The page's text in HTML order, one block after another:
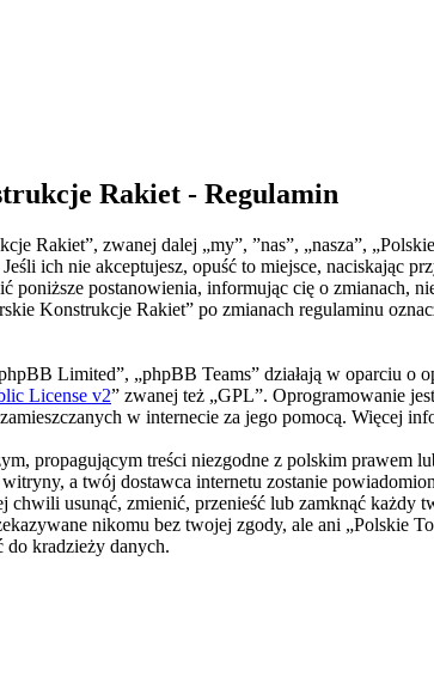
Rakiet - Regulamin
Rakiet”, zwanej dalej „my”, ”nas”, „nasza”,
ich nie akceptujesz, opuść to miejsce, naciskając
postanowienia, informując cię o zmianach,
Konstrukcje Rakiet” po zmianach regulaminu
Limited”, „phpBB Teams” działają w oparciu
License v2” zwanej też „GPL”. Oprogramowanie
w internecie za jego pomocą. Więcej
propagującym treści niezgodne z polskim prawem
a twój dostawca internetu zostanie
usunąć, zmienić, przenieść lub zamknąć każdy
nikomu bez twojej zgody, ale ani „Polskie
do kradzieży danych.